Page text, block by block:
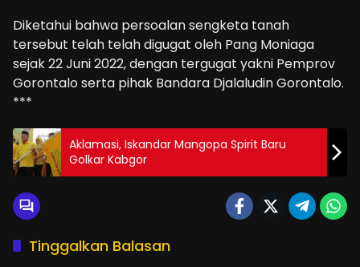
Diketahui bahwa persoalan sengketa tanah
tersebut telah telah digugat oleh Pang Moniaga
sejak 22 Juni 2022, dengan tergugat yakni Pemprov
Gorontalo serta pihak Bandara Djalaludin Gorontalo.
***
Aklamasi, Iskandar Mangopa Spirit Baru
Golkar Kabgor
Tinggalkan Balasan